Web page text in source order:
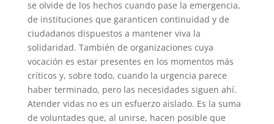
se olvide de los hechos cuando pase la emergencia,
de instituciones que garanticen continuidad y de
ciudadanos dispuestos a mantener viva la
solidaridad. También de organizaciones cuya
vocación es estar presentes en los momentos más
críticos y, sobre todo, cuando la urgencia parece
haber terminado, pero las necesidades siguen ahí.
Atender vidas no es un esfuerzo aislado. Es la suma
de voluntades que, al unirse, hacen posible que